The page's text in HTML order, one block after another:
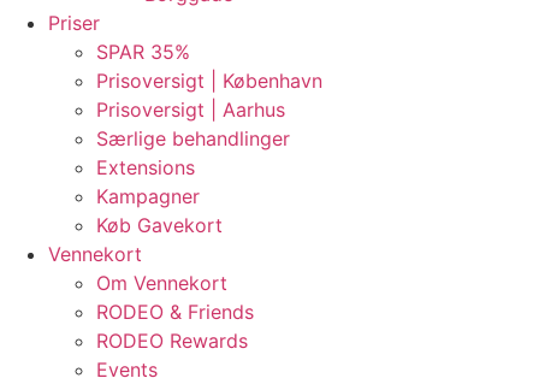
Priser
SPAR 35%
Prisoversigt | København
Prisoversigt | Aarhus
Særlige behandlinger
Extensions
Kampagner
Køb Gavekort
Vennekort
Om Vennekort
RODEO & Friends
RODEO Rewards
Events